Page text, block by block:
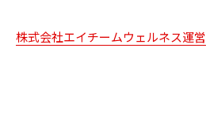
株式会社エイチームウェルネス運営